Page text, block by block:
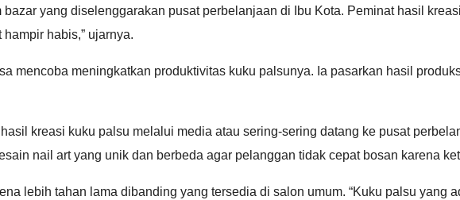
yang diselenggarakan pusat perbelanjaan di Ibu Kota. Peminat hasil
habis,” ujarnya.
mencoba meningkatkan produktivitas kuku palsunya. Ia pasarkan hasil
kreasi kuku palsu melalui media atau sering-sering datang ke pusat
nail art yang unik dan berbeda agar pelanggan tidak cepat bosan karena
lebih tahan lama dibanding yang tersedia di salon umum. “Kuku palsu yang